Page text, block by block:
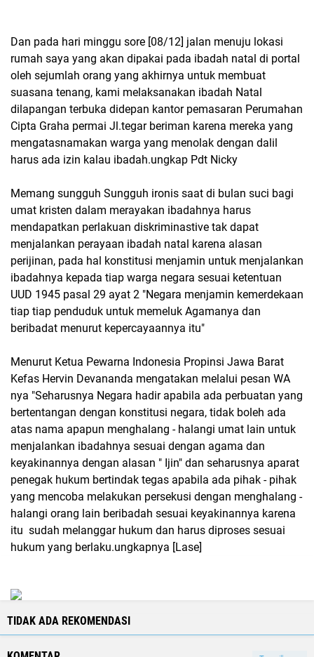
Dan pada hari minggu sore [08/12] jalan menuju lokasi
rumah saya yang akan dipakai pada ibadah natal di portal
oleh sejumlah orang yang akhirnya untuk membuat
suasana tenang, kami melaksanakan ibadah Natal
dilapangan terbuka didepan kantor pemasaran Perumahan
Cipta Graha permai Jl.tegar beriman karena mereka yang
mengatasnamakan warga yang menolak dengan dalil
harus ada izin kalau ibadah.ungkap Pdt Nicky
Memang sungguh Sungguh ironis saat di bulan suci bagi
umat kristen dalam merayakan ibadahnya harus
mendapatkan perlakuan diskriminastive tak dapat
menjalankan perayaan ibadah natal karena alasan
perijinan, pada hal konstitusi menjamin untuk menjalankan
ibadahnya kepada tiap warga negara sesuai ketentuan
UUD 1945 pasal 29 ayat 2 "Negara menjamin kemerdekaan
tiap tiap penduduk untuk memeluk Agamanya dan
beribadat menurut kepercayaannya itu"
Menurut Ketua Pewarna Indonesia Propinsi Jawa Barat
Kefas Hervin Devananda mengatakan melalui pesan WA
nya "Seharusnya Negara hadir apabila ada perbuatan yang
bertentangan dengan konstitusi negara, tidak boleh ada
atas nama apapun menghalang - halangi umat lain untuk
menjalankan ibadahnya sesuai dengan agama dan
keyakinannya dengan alasan " Ijin" dan seharusnya aparat
penegak hukum bertindak tegas apabila ada pihak - pihak
yang mencoba melakukan persekusi dengan menghalang -
halangi orang lain beribadah sesuai keyakinannya karena
itu sudah melanggar hukum dan harus diproses sesuai
hukum yang berlaku.ungkapnya [Lase]
TIDAK ADA REKOMENDASI